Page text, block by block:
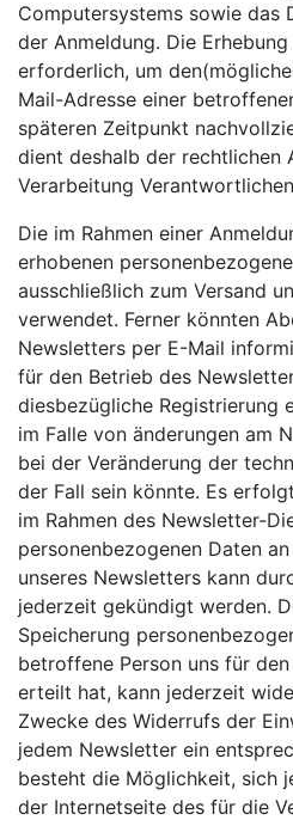
Computersystems sowie das
der Anmeldung. Die
erforderlich, um
Mail-Adresse einer
späteren Zeitpunkt
dient deshalb der rechtlichen
Verarbeitung
Die im Rahmen einer
erhobenen
ausschließlich zum Versand
verwendet. Ferner könnten
Newsletters per E-Mail
für den Betrieb des
diesbezügliche Registrierung
im Falle von änderungen am
bei der Veränderung der
der Fall sein könnte. Es
im Rahmen des Newsletter-
personenbezogenen Daten
unseres Newsletters kann
jederzeit gekündigt werden.
Speicherung
betroffene Person uns für
erteilt hat, kann jederzeit
Zwecke des Widerrufs der
jedem Newsletter ein
besteht die Möglichkeit, sich
der Internetseite des für die